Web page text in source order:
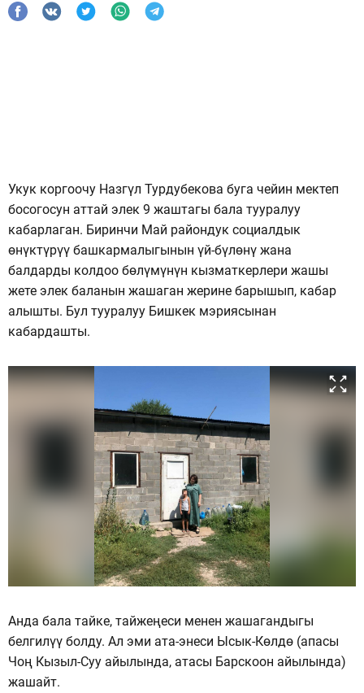
Укук коргоочу Назгүл Турдубекова буга чейин мектеп
босогосун аттай элек 9 жаштагы бала тууралуу
кабарлаган. Биринчи Май райондук социалдык
өнүктүрүү башкармалыгынын үй-бүлөнү жана
балдарды колдоо бөлүмүнүн кызматкерлери жашы
жете элек баланын жашаган жерине барышып, кабар
алышты. Бул тууралуу Бишкек мэриясынан
кабардашты.
Анда бала тайке, тайжеңеси менен жашагандыгы
белгилүү болду. Ал эми ата-энеси Ысык-Көлдө (апасы
Чоң Кызыл-Суу айылында, атасы Барскоон айылында)
жашайт.